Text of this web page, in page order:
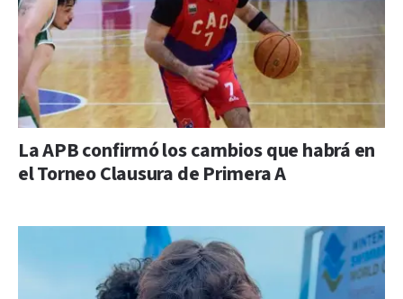
La APB confirmó los cambios que habrá en
el Torneo Clausura de Primera A